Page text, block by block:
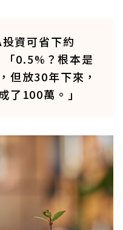
資可省下約
0.5%？根本是
但放30年下來，
了100萬。」